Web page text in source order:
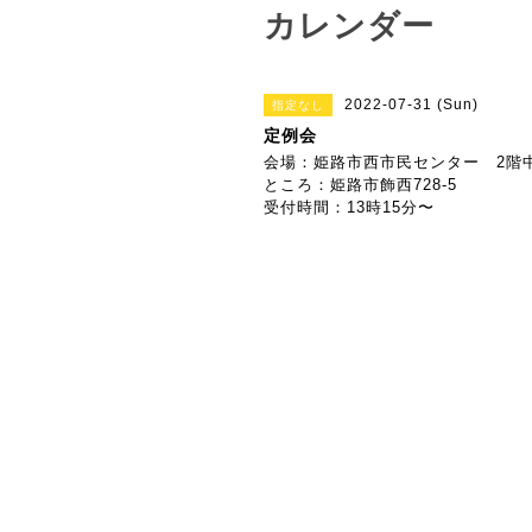
カレンダー
指定なし 2022-07-31 (Sun)
定例会
会場：姫路市西市民センター 2階
ところ：姫路市飾西728-5
受付時間：13時15分〜